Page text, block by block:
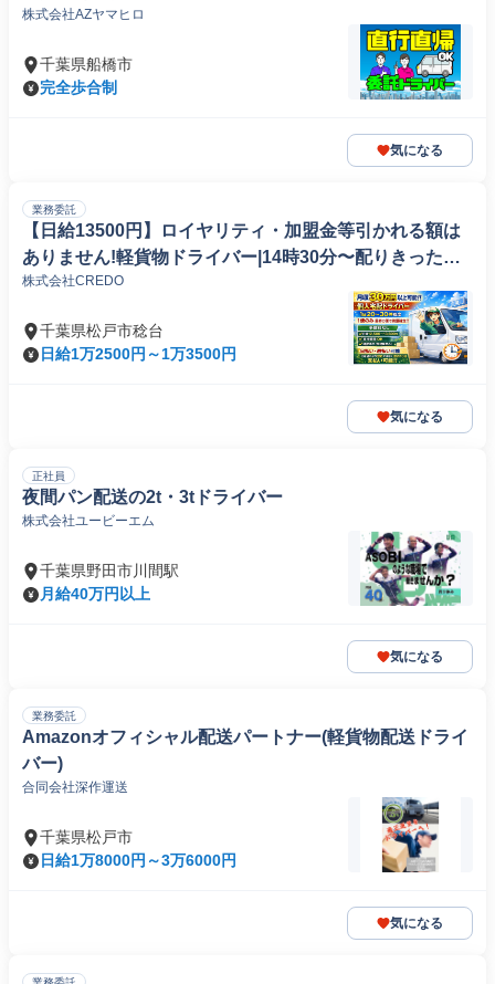
株式会社AZヤマヒロ
千葉県船橋市
完全歩合制
気になる
業務委託
【日給13500円】ロイヤリティ・加盟金等引かれる額は
ありません!軽貨物ドライバー|14時30分〜配りきったら
終了 荷物20〜30個!直行直帰!
株式会社CREDO
千葉県松戸市稔台
日給1万2500円～1万3500円
気になる
正社員
夜間パン配送の2t・3tドライバー
株式会社ユービーエム
千葉県野田市川間駅
月給40万円以上
気になる
業務委託
Amazonオフィシャル配送パートナー(軽貨物配送ドライ
バー)
合同会社深作運送
千葉県松戸市
日給1万8000円～3万6000円
気になる